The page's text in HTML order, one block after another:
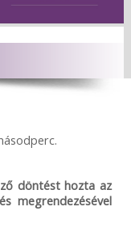
döntést hozta az
megrendezésével